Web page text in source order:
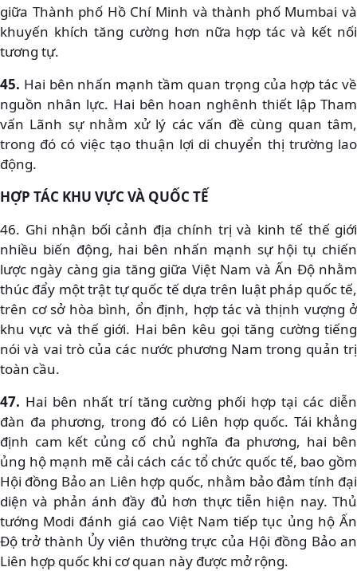
giữa Thành phố Hồ Chí Minh và thành phố Mumbai và
khuyến khích tăng cường hơn nữa hợp tác và kết nối
tương tự.
45. Hai bên nhấn mạnh tầm quan trọng của hợp tác về
nguồn nhân lực. Hai bên hoan nghênh thiết lập Tham
vấn Lãnh sự nhằm xử lý các vấn đề cùng quan tâm,
trong đó có việc tạo thuận lợi di chuyển thị trường lao
động.
HỢP TÁC KHU VỰC VÀ QUỐC TẾ
46. Ghi nhận bối cảnh địa chính trị và kinh tế thế giới
nhiều biến động, hai bên nhấn mạnh sự hội tụ chiến
lược ngày càng gia tăng giữa Việt Nam và Ấn Độ nhằm
thúc đẩy một trật tự quốc tế dựa trên luật pháp quốc tế,
trên cơ sở hòa bình, ổn định, hợp tác và thịnh vượng ở
khu vực và thế giới. Hai bên kêu gọi tăng cường tiếng
nói và vai trò của các nước phương Nam trong quản trị
toàn cầu.
47. Hai bên nhất trí tăng cường phối hợp tại các diễn
đàn đa phương, trong đó có Liên hợp quốc. Tái khẳng
định cam kết củng cố chủ nghĩa đa phương, hai bên
ủng hộ mạnh mẽ cải cách các tổ chức quốc tế, bao gồm
Hội đồng Bảo an Liên hợp quốc, nhằm bảo đảm tính đại
diện và phản ánh đầy đủ hơn thực tiễn hiện nay. Thủ
tướng Modi đánh giá cao Việt Nam tiếp tục ủng hộ Ấn
Độ trở thành Ủy viên thường trực của Hội đồng Bảo an
Liên hợp quốc khi cơ quan này được mở rộng.